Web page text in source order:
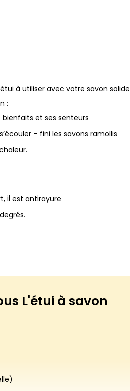
à utiliser avec votre savon solide
:
bienfaits et ses senteurs
– fini les savons ramollis
il est antirayure
L'étui à savon